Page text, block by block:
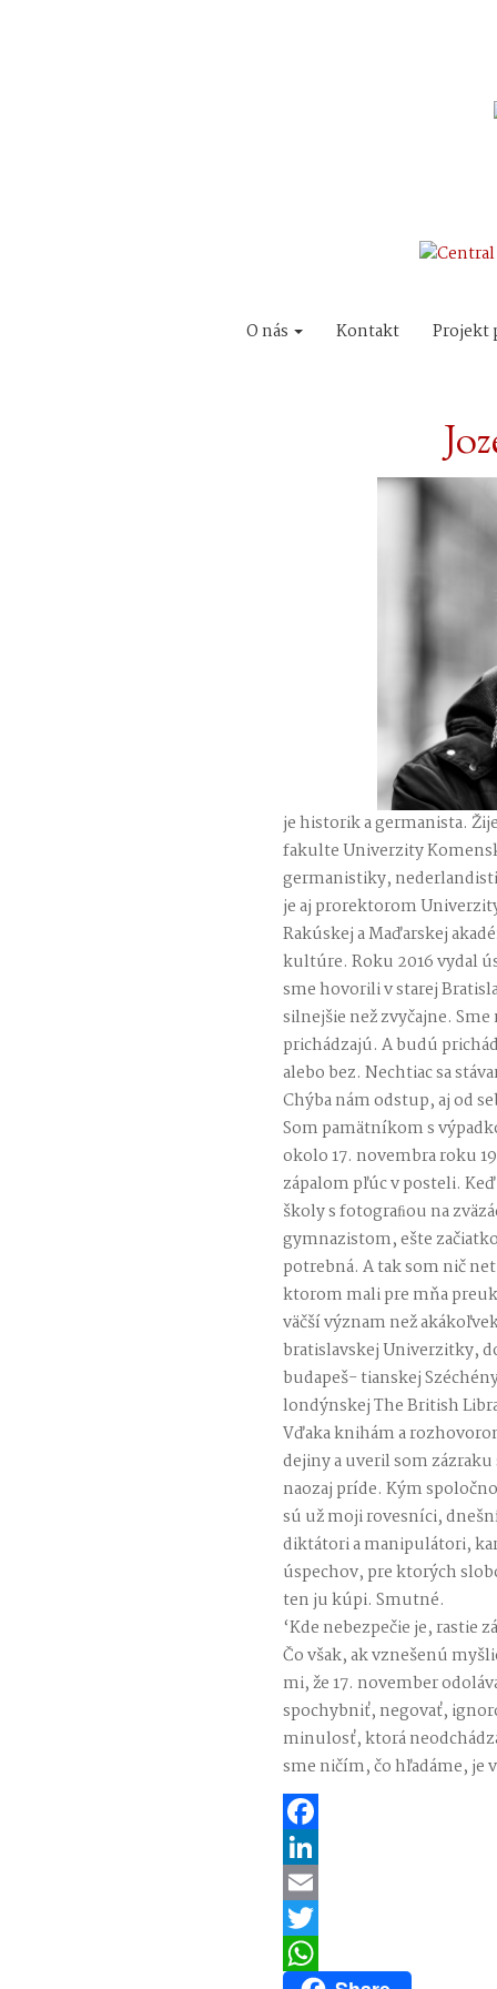
O nás Kontakt Projekt
je historik a germanista.
fakulte Univerzity
germanistiky,
je aj prorektorom
Rakúskej a Maďarskej
kultúre. Roku 2016 vydal
sme hovorili v starej
silnejšie než zvyčajne.
prichádzajú. A budú
alebo bez. Nechtiac sa
Chýba nám odstup, aj od
Som pamätníkom s
okolo 17. novembra roku
zápalom pľúc v posteli.
školy s fotograﬁou na
gymnazistom, ešte
potrebná. A tak som nič
ktorom mali pre mňa
väčší význam než
bratislavskej Univerzitky,
budapeš- tianskej
londýnskej The British
Vďaka knihám a
dejiny a uveril som
naozaj príde. Kým
sú už moji rovesníci,
diktátori a manipulátori,
úspechov, pre ktorých
ten ju kúpi. Smutné.
‘Kde nebezpečie je, rastie
Čo však, ak vznešenú
mi, že 17. november
spochybniť, negovať,
minulosť, ktorá
sme ničím, čo hľadáme, je
Facebook
LinkedIn
Email
Twitter